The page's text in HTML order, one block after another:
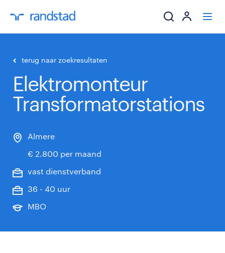
werkgevers
mijn carrière
terug naar zoekresultaten
Elektromonteur
Transformatorstations
Almere
€ 2.800 per maand
vast dienstverband
36 - 40 uur
MBO